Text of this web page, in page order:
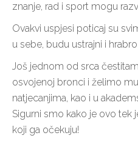
znanje, rad i sport mogu
Ovakvi uspjesi poticaj su
u sebe, budu ustrajni i
Još jednom od srca
osvojenoj bronci i želimo
natjecanjima, kao i u
Sigurni smo kako je ovo tek
koji ga očekuju!